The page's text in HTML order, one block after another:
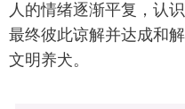
人的情绪逐渐平复，认
最终彼此谅解并达成和
文明养犬。